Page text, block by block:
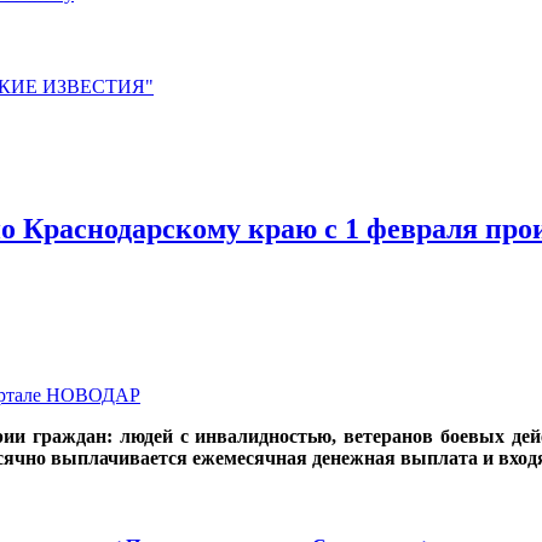
ИЗВЕСТИЯ"
Краснодарскому краю с 1 февраля
НОВОДАР
граждан: людей с инвалидностью, ветеранов боевых
выплачивается ежемесячная денежная выплата и